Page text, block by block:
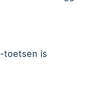
toetsen is